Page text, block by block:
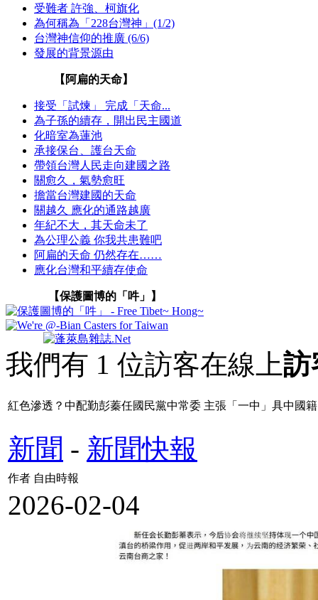
受難者 許強、柯旗化
為何稱為「228台灣神」(1/2)
台灣神信仰的推廣 (6/6)
發展的背景源由
【阿扁的天命】
接受「試煉」 完成「天命...
為子孫的續存，開出民主國道
化暗室為蓮池
承接保台、護台天命
帶領台灣人民走向建國之路
關愈久，氣勢愈旺
擔當台灣建國的天命
關越久 應化的通路越廣
年紀不大，其天命未了
為公理公義 你我共患難吧
阿扁的天命 仍然存在……
應化台灣和平續存使命
【保護圖博的「吽」】
我們有 1 位訪客在線上訪
紅色滲透？中配勤彭蓁任國民黨中常委 主張「一中」具中國籍
新聞 - 新聞快報
作者 自由時報
2026-02-04